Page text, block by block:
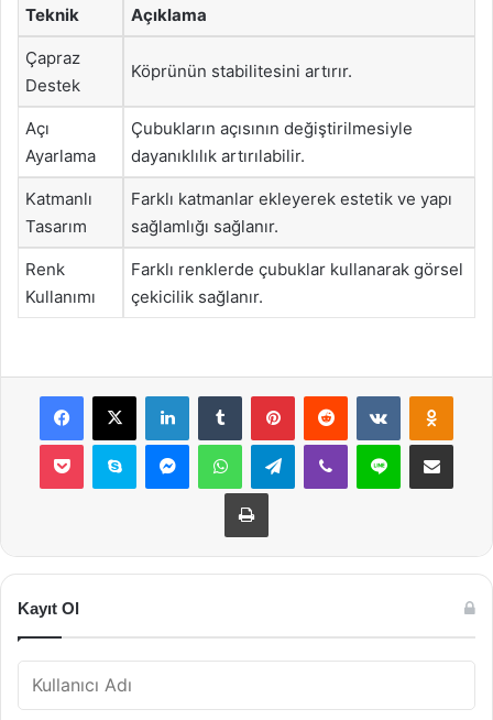
Teknik Açıklama
Çapraz
Destek
Köprünün stabilitesini artırır.
Açı
Ayarlama
Çubukların açısının değiştirilmesiyle
dayanıklılık artırılabilir.
Katmanlı
Tasarım
Farklı katmanlar ekleyerek estetik ve yapı
sağlamlığı sağlanır.
Renk
Kullanımı
Farklı renklerde çubuklar kullanarak görsel
çekicilik sağlanır.
Facebook
X LinkedInTumblr PinterestReddit VKontakte
Pocket Skype MessengerWhatsAppTelegramViber Line E-Posta ile
Yazdır
Kayıt Ol